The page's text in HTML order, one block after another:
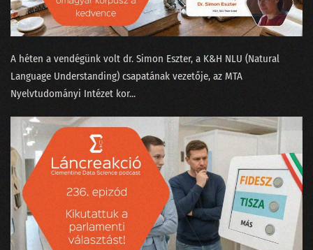
A héten a vendégünk volt ⁠dr. Simon Eszter,⁠ a K&H NLU (Natural
Language Understanding) csapatának vezetője, az MTA
Nyelvtudományi Intézet kor...